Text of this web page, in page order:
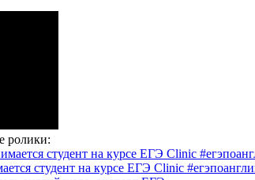
ролики:
студент на курсе ЕГЭ Clinic